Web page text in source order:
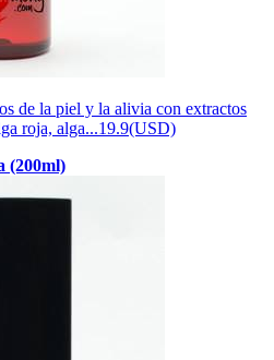
de la piel y la alivia con extractos
roja, alga...19.9(USD)
(200ml)